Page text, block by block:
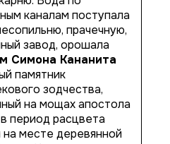
каналам поступала
прачечную,
завод, орошала
Симона Кананита
памятник
зодчества,
на мощах апостола
в период расцвета
на месте деревянной